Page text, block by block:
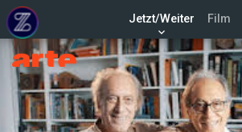
Jetzt/Weiter
keyboard_arrow_down
Film